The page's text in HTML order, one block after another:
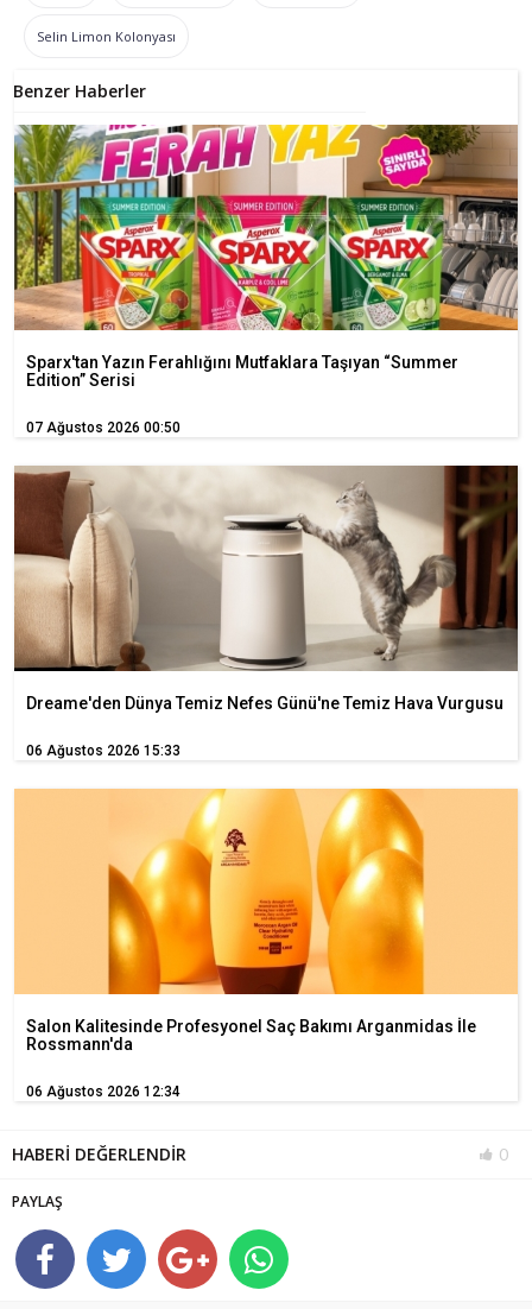
Selin Limon Kolonyası
Benzer Haberler
Sparx'tan Yazın Ferahlığını Mutfaklara Taşıyan “Summer
Edition” Serisi
07 Ağustos 2026 00:50
Dreame'den Dünya Temiz Nefes Günü'ne Temiz Hava Vurgusu
06 Ağustos 2026 15:33
Salon Kalitesinde Profesyonel Saç Bakımı Arganmidas İle
Rossmann'da
06 Ağustos 2026 12:34
HABERİ DEĞERLENDİR 0
PAYLAŞ